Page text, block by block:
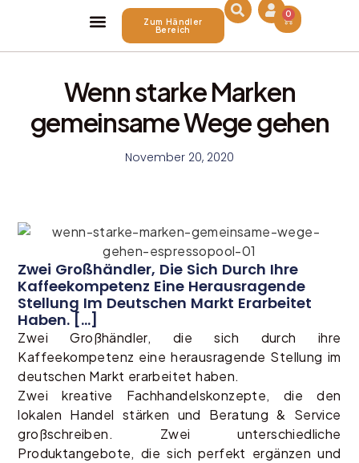
Zum Händler
Bereich
0
Wenn starke Marken
gemeinsame Wege gehen
November 20, 2020
Zwei Großhändler, Die Sich Durch Ihre
Kaffeekompetenz Eine Herausragende
Stellung Im Deutschen Markt Erarbeitet
Haben. [...]
Zwei Großhändler, die sich durch ihre
Kaffeekompetenz eine herausragende Stellung im
deutschen Markt erarbeitet haben.
Zwei kreative Fachhandelskonzepte, die den
lokalen Handel stärken und Beratung & Service
großschreiben. Zwei unterschiedliche
Produktangebote, die sich perfekt ergänzen und